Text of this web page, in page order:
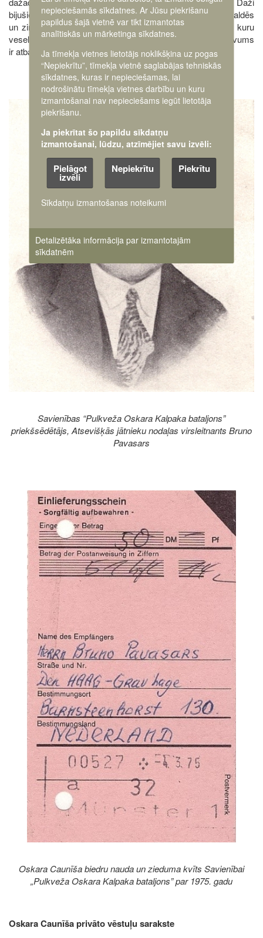
bijušie kalpakieši turpina darboties dažādu organizāciju valdēs
un zinātnes jomā. B. Pavasars atzīst, ka ir arī kalpakieši, kuru
veselības stāvoklis ir ļoti slikts, un savienības biedru uzdevums
ir atbalstīt viņus morāli un finansiāli.
Savienības “Pulkveža Oskara Kalpaka bataljons”
priekšsēdētājs, Atsevišķās jātnieku nodaļas virsleitnants Bruno
Pavasars
Image
Oskara Caunīša biedru nauda un zieduma kvīts Savienībai
„Pulkveža Oskara Kalpaka bataljons” par 1975. gadu
Oskara Caunīša privāto vēstuļu sarakste
nepieciešamās sīkdatnes. Ar Jūsu piekrišanu
papildus šajā vietnē var tikt izmantotas
analītiskās un mārketinga sīkdatnes.
Ja tīmekļa vietnes lietotājs noklikšķina uz pogas
“Nepiekrītu”, tīmekļa vietnē saglabājas tehniskās
sīkdatnes, kuras ir nepieciešamas, lai
nodrošinātu tīmekļa vietnes darbību un kuru
izmantošanai nav nepieciešams iegūt lietotāja
piekrišanu.
Ja piekrītat šo papildu sīkdatņu
izmantošanai, lūdzu, atzīmējiet savu izvēli:
Pielāgot
izvēli
Nepiekrītu Piekrītu
Sīkdatņu izmantošanas noteikumi
Detalizētāka informācija par izmantotajām
sīkdatnēm